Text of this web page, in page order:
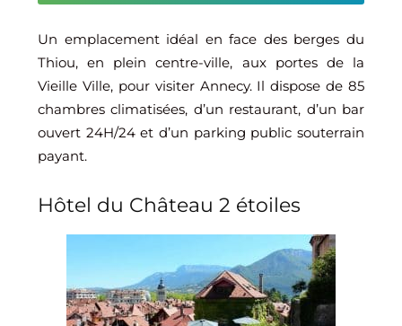
Un emplacement idéal en face des berges du
Thiou, en plein centre-ville, aux portes de la
Vieille Ville, pour visiter Annecy. Il dispose de 85
chambres climatisées, d’un restaurant, d’un bar
ouvert 24H/24 et d’un parking public souterrain
payant.
Hôtel du Château 2 étoiles